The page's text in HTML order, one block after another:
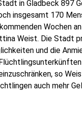
in Gladbeck 897
insgesamt 170
Wochen
Weist. Die Stadt
und die
so
auch mehr